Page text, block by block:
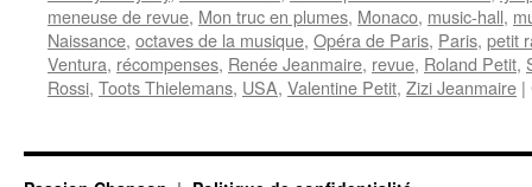
meneuse de revue, Mon truc en plumes, Monaco, music-hall,
Naissance, octaves de la musique, Opéra de Paris, Paris, petit
Ventura, récompenses, Renée Jeanmaire, revue, Roland Petit,
Rossi, Toots Thielemans, USA, Valentine Petit, Zizi Jeanmaire |